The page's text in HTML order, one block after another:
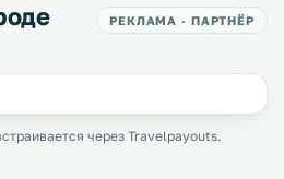
РЕКЛАМА · ПАРТНЁР
через Travelpayouts.